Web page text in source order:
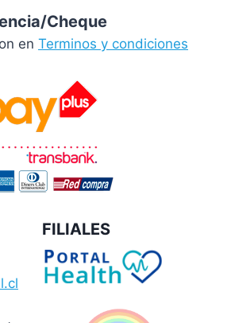
Cheque
en Terminos y condiciones
FILIALES